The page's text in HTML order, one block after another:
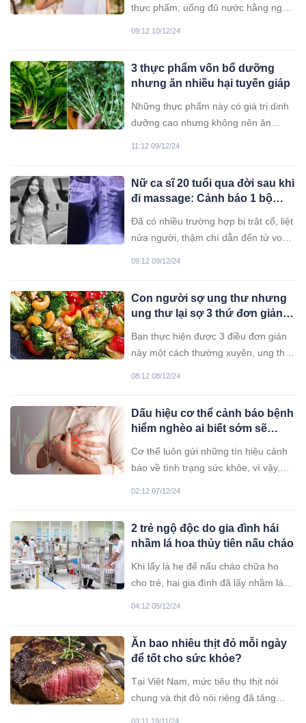
thực phẩm; uống đủ nước hằng ngày;
ăn chiên rán, thức ăn nhanh nhiều
dầu mỡ, nhiều muối, đường, đồ uống
có đường, có cồn... là những lời
khuyên dinh dưỡng hợp lý của Bộ Y
09:12 10/12/24
3 thực phẩm vốn bổ dưỡng
nhưng ăn nhiều hại tuyến giáp
Những thực phẩm này có giá trị dinh
dưỡng cao nhưng không nên ăn
11:12 09/12/24
Nữ ca sĩ 20 tuổi qua đời sau khi
đi massage: Cảnh báo 1 bộ
tiện tác động mạnh
Đã có nhiều trường hợp bị trật cổ, liệt
nửa người, thậm chí dẫn đến tử vong
09:12 09/12/24
Con người sợ ung thư nhưng
ung thư lại sợ 3 thứ đơn giản
Bạn thực hiện được 3 điều đơn giản
này một cách thường xuyên, ung thư
08:12 08/12/24
Dấu hiệu cơ thể cảnh báo bệnh
hiểm nghèo ai biết sớm sẽ
Cơ thể luôn gửi những tín hiệu cảnh
báo về tình trạng sức khỏe, vì vậy,
không nhận ra những dấu hiệu này.
02:12 07/12/24
2 trẻ ngộ độc do gia đình hái
nhầm lá hoa thủy tiên nấu cháo
Khi lấy lá hẹ để nấu cháo chữa ho
cho trẻ, hai gia đình đã lấy nhầm lá
04:12 05/12/24
Ăn bao nhiêu thịt đỏ mỗi ngày
để tốt cho sức khỏe?
Tại Việt Nam, mức tiêu thụ thịt nói
chung và thịt đỏ nói riêng đã tăng
03:11 19/11/24